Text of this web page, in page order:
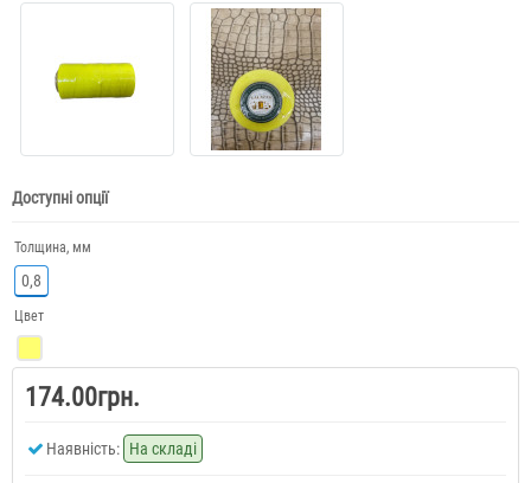
Доступні опції
Толщина, мм
0,8
Цвет
174.00грн.
Наявність: На складі